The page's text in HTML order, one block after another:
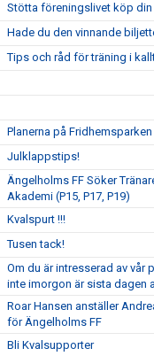
Stötta föreningslivet köp
Hade du den vinnande
Tips och råd för träning i
Planerna på
Julklappstips!
Ängelholms FF Söker
Akademi (P15, P17, P19)
Kvalspurt !!!
Tusen tack!
Om du är intresserad av
inte imorgon är sista dagen
Roar Hansen anställer
för Ängelholms FF
Bli Kvalsupporter